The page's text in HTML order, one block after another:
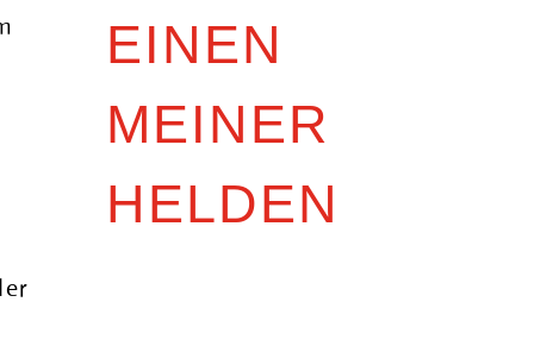
EINEN
MEINER
HELDEN